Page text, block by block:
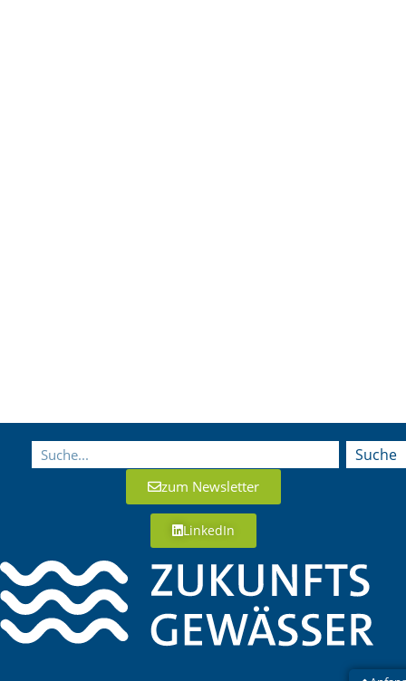
Suche
zum Newsletter
LinkedIn